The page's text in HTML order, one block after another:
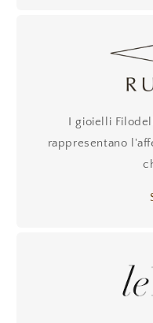
I gioielli
rappresentano